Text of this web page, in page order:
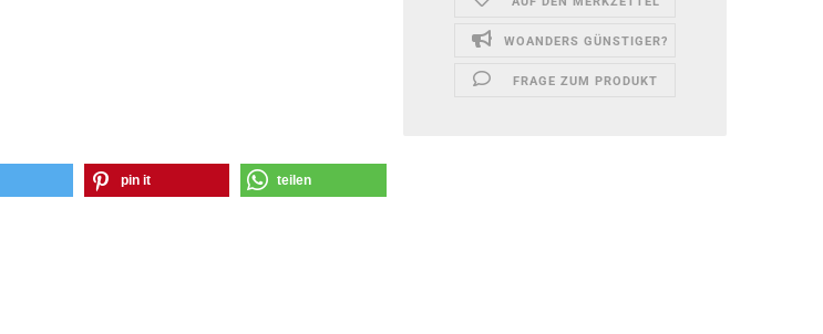
WOANDERS GÜNSTIGER?
FRAGE ZUM PRODUKT
pin it teilen